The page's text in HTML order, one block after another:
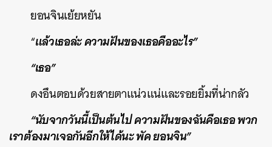
ยอนจินเย้ยหยัน
“แล้วเธอล่ะ ความฝันของเธอคืออะไร”
“เธอ”
ดงอึนตอบด้วยสายตาแน่วแน่และรอยยิ้มที่น่ากลัว
“นับจากวันนี้เป็นต้นไป ความฝันของฉันคือเธอ พวก
เราต้องมาเจอกันอีกให้ได้นะ พัค ยอนจิน”